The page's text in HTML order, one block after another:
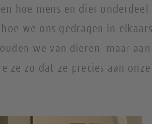
hoe mens en dier onderdeel
we ons gedragen in elkaars
we van dieren, maar aan
ze zo dat ze precies aan onze